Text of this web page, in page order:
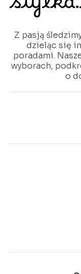
Z pasją
dzieląc się
poradami.
wyborach,
o